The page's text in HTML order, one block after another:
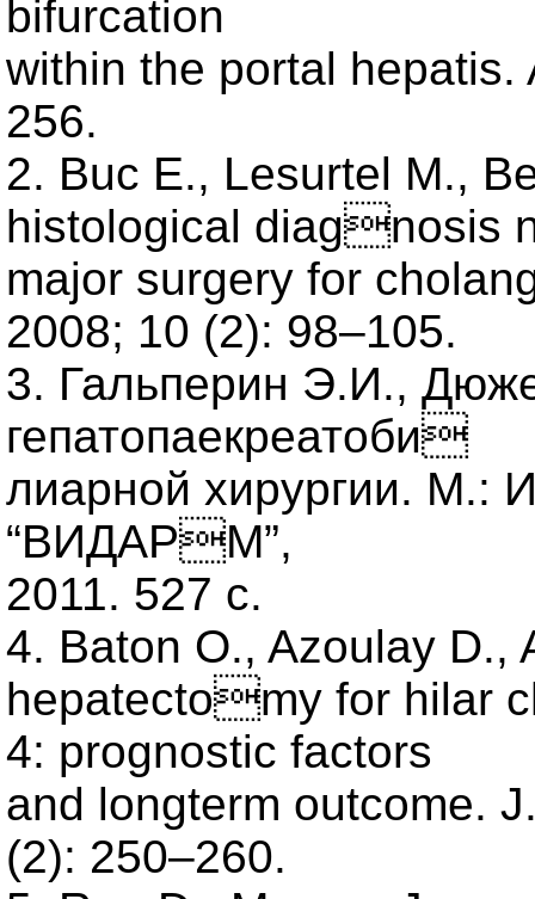
bifurcation
within the portal
256.
2. Buc E., Lesurtel M.,
histological diagnosis
major surgery for
2008; 10 (2): 98–105.
3. Гальперин Э.И.,
гепатопаекреатоби
лиарной хирургии. М.:
“ВИДАРМ”,
2011. 527 с.
4. Baton O., Azoulay D.,
hepatectomy for hilar
4: prognostic factors
and longterm outcome.
(2): 250–260.